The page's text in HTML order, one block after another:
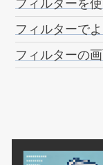
フィルターを
フィルターで
フィルターの